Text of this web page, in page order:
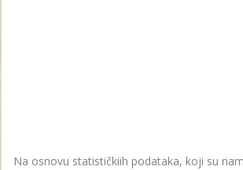
Na osnovu statističkiih podataka, koji su